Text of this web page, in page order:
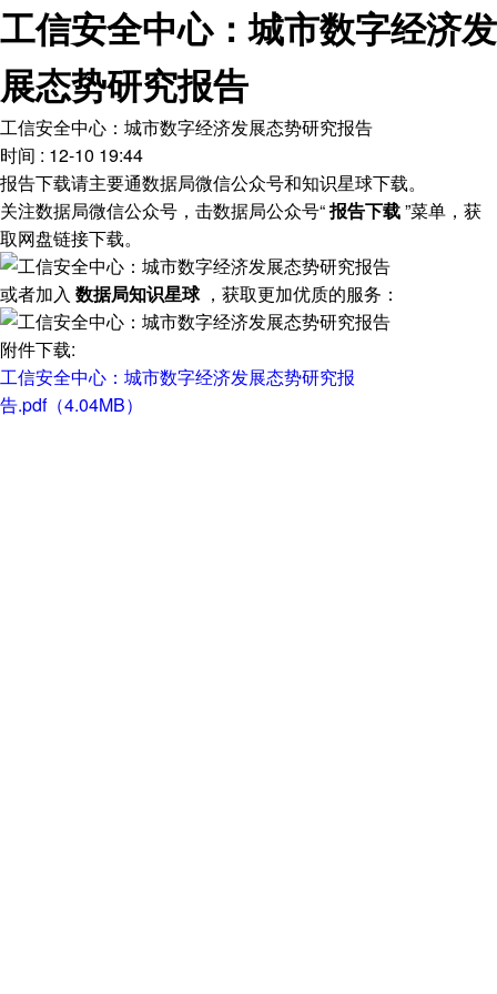
工信安全中心：城市数字经济发
展态势研究报告
工信安全中心：城市数字经济发展态势研究报告
时间 : 12-10 19:44
报告下载请主要通数据局微信公众号和知识星球下载。
关注数据局微信公众号，击数据局公众号“报告下载”菜单，获
取网盘链接下载。
或者加入 数据局知识星球 ，获取更加优质的服务：
附件下载:
工信安全中心：城市数字经济发展态势研究报
告.pdf（4.04MB）